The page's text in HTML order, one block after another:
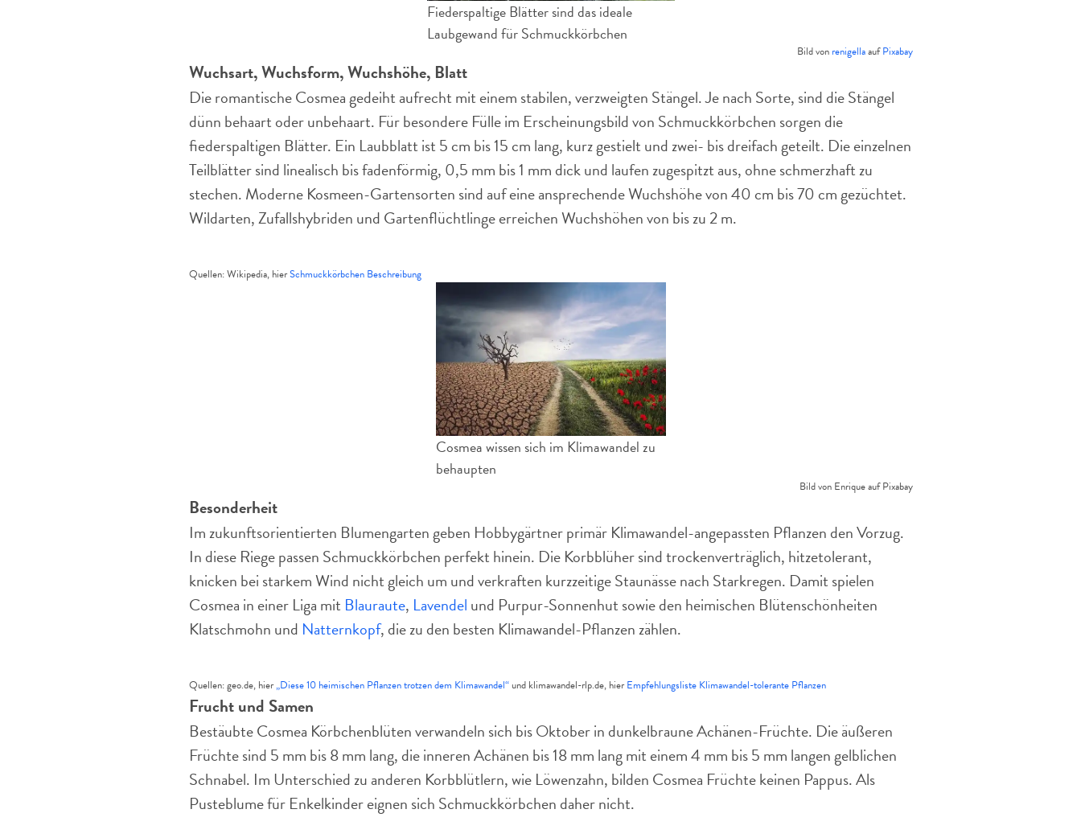
Fiederspaltige Blätter sind das ideale
Laubgewand für Schmuckkörbchen
Bild von renigellaaufPixabay
Wuchsart, Wuchsform, Wuchshöhe, Blatt
Die romantische Cosmea gedeiht aufrecht mit einem stabilen, verzweigten Stängel. Je nach Sorte, sind die Stängel
dünn behaart oder unbehaart. Für besondere Fülle im Erscheinungsbild von Schmuckkörbchen sorgen die
fiederspaltigen Blätter. Ein Laubblatt ist 5 cm bis 15 cm lang, kurz gestielt und zwei- bis dreifach geteilt. Die einzelnen
Teilblätter sind linealisch bis fadenförmig, 0,5 mm bis 1 mm dick und laufen zugespitzt aus, ohne schmerzhaft zu
stechen. Moderne Kosmeen-Gartensorten sind auf eine ansprechende Wuchshöhe von 40 cm bis 70 cm gezüchtet.
Wildarten, Zufallshybriden und Gartenflüchtlinge erreichen Wuchshöhen von bis zu 2 m.
Quellen: Wikipedia, hierSchmuckkörbchen Beschreibung
Cosmea wissen sich im Klimawandel zu
behaupten
Bild von Enrique auf Pixabay
Besonderheit
Im zukunftsorientierten Blumengarten geben Hobbygärtner primär Klimawandel-angepassten Pflanzen den Vorzug.
In diese Riege passen Schmuckkörbchen perfekt hinein. Die Korbblüher sind trockenverträglich, hitzetolerant,
knicken bei starkem Wind nicht gleich um und verkraften kurzzeitige Staunässe nach Starkregen. Damit spielen
Cosmea in einer Liga mit Blauraute, Lavendel und Purpur-Sonnenhut sowie den heimischen Blütenschönheiten
Klatschmohn und Natternkopf, die zu den besten Klimawandel-Pflanzen zählen.
Quellen: geo.de, hier„Diese 10 heimischen Pflanzen trotzen dem Klimawandel“und klimawandel-rlp.de, hierEmpfehlungsliste Klimawandel-tolerante Pflanzen
Frucht und Samen
Bestäubte Cosmea Körbchenblüten verwandeln sich bis Oktober in dunkelbraune Achänen-Früchte. Die äußeren
Früchte sind 5 mm bis 8 mm lang, die inneren Achänen bis 18 mm lang mit einem 4 mm bis 5 mm langen gelblichen
Schnabel. Im Unterschied zu anderen Korbblütlern, wie Löwenzahn, bilden Cosmea Früchte keinen Pappus. Als
Pusteblume für Enkelkinder eignen sich Schmuckkörbchen daher nicht.